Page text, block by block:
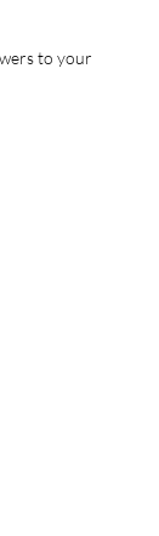
to your